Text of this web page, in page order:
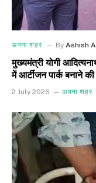
अपना शहर By Ashish
मुख्यमंत्री योगी
में आर्टीजन पार्क बनाने की
2 July 2026 अपना शहर